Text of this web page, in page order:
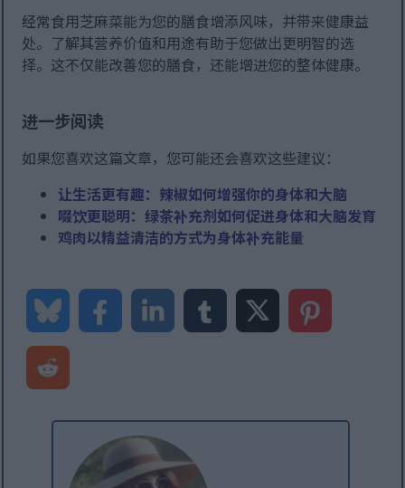
经常食用芝麻菜能为您的膳食增添风味，并带来健康益
处。了解其营养价值和用途有助于您做出更明智的选
择。这不仅能改善您的膳食，还能增进您的整体健康。
进一步阅读
如果您喜欢这篇文章，您可能还会喜欢这些建议：
让生活更有趣：辣椒如何增强你的身体和大脑
啜饮更聪明：绿茶补充剂如何促进身体和大脑发育
鸡肉以精益清洁的方式为身体补充能量